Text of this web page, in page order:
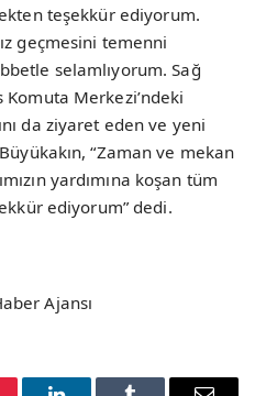
teşekkür ediyorum.
geçmesini temenni
selamlıyorum. Sağ
Merkezi’ndeki
da ziyaret eden ve yeni
“Zaman ve mekan
yardımına koşan tüm
ediyorum” dedi.
Ajansı